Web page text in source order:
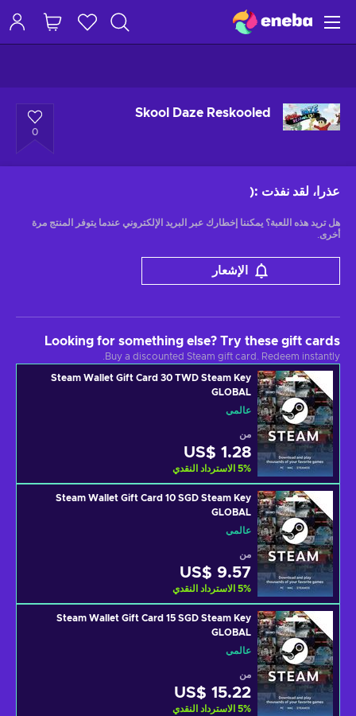
Skool Daze Reskooled
0
عذرا، لقد نفذت :(
هل تريد هذه اللعبة؟ يمكننا إخطارك عبر البريد الإلكتروني عندما يتوفر المنتج مرة
أخرى.
الإشعار
Looking for something else? Try these gift cards
Buy a discounted Steam gift card. Redeem instantly.
Steam Wallet Gift Card 30 TWD Steam Key
GLOBAL
عالمي
من
US$ 1.28
5% الاسترداد النقدي
Steam Wallet Gift Card 10 SGD Steam Key
GLOBAL
عالمي
من
US$ 9.57
5% الاسترداد النقدي
Steam Wallet Gift Card 15 SGD Steam Key
GLOBAL
عالمي
من
US$ 15.22
5% الاسترداد النقدي